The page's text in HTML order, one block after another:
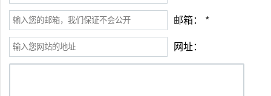
邮箱： *
网址：